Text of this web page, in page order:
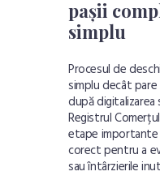
pașii
simplu
Procesul de
simplu decât pare
după
Registrul
etape importante
corect pentru a
sau întârzierile